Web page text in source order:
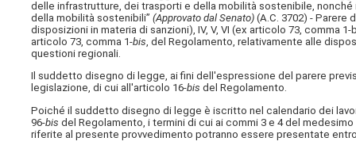
delle infrastrutture, dei trasporti e della mobilità sostenibile,
della mobilità sostenibili”(Approvato dal Senato) (A.C. 3702​) - Parere
disposizioni in materia di sanzioni), IV, V, VI (ex articolo 73, comma
articolo 73, comma 1-bis, del Regolamento, relativamente alle
questioni regionali.
Il suddetto disegno di legge, ai fini dell'espressione del parere
legislazione, di cui all'articolo 16-bis del Regolamento.
Poiché il suddetto disegno di legge è iscritto nel calendario dei
96-bis del Regolamento, i termini di cui ai commi 3 e 4 del
riferite al presente provvedimento potranno essere presentate